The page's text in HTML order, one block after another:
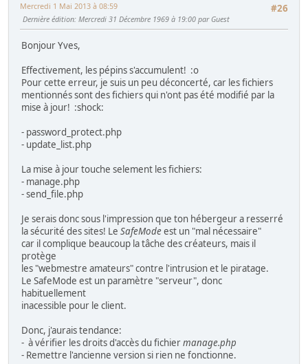
#26
Mercredi 1 Mai 2013 à 08:59
Dernière édition: Mercredi 31 Décembre 1969 à 19:00 par Guest
Bonjour Yves,
Effectivement, les pépins s'accumulent! :o
Pour cette erreur, je suis un peu déconcerté, car les fichiers
mentionnés sont des fichiers qui n'ont pas été modifié par la
mise à jour! :shock:
- password_protect.php
- update_list.php
La mise à jour touche selement les fichiers:
- manage.php
- send_file.php
Je serais donc sous l'impression que ton hébergeur a resserré
la sécurité des sites! Le SafeModeest un "mal nécessaire"
car il complique beaucoup la tâche des créateurs, mais il
protège
les "webmestre amateurs" contre l'intrusion et le piratage.
Le SafeMode est un paramètre "serveur", donc
habituellement
inacessible pour le client.
Donc, j'aurais tendance:
- à vérifier les droits d'accès du fichiermanage.php
- Remettre l'ancienne version si rien ne fonctionne.